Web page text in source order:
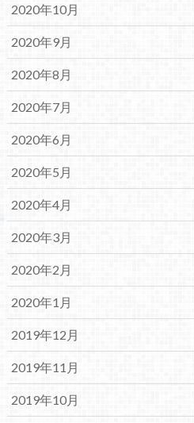
2020年10月
2020年9月
2020年8月
2020年7月
2020年6月
2020年5月
2020年4月
2020年3月
2020年2月
2020年1月
2019年12月
2019年11月
2019年10月